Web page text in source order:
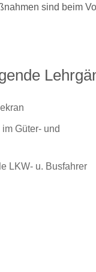
sind beim
Güter- und
LKW- u. Busfahrer